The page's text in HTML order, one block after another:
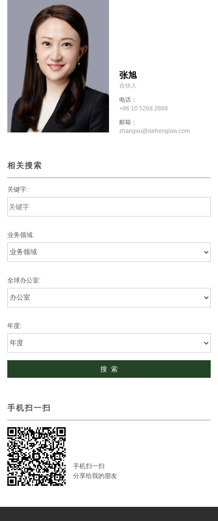
张旭
合伙人
电话：
+86 10 5268 2888
邮箱：
zhangxu@dehenglaw.com
相关搜索
关键字:
业务领域:
全球办公室:
年度:
手机扫一扫
手机扫一扫
分享给我的朋友